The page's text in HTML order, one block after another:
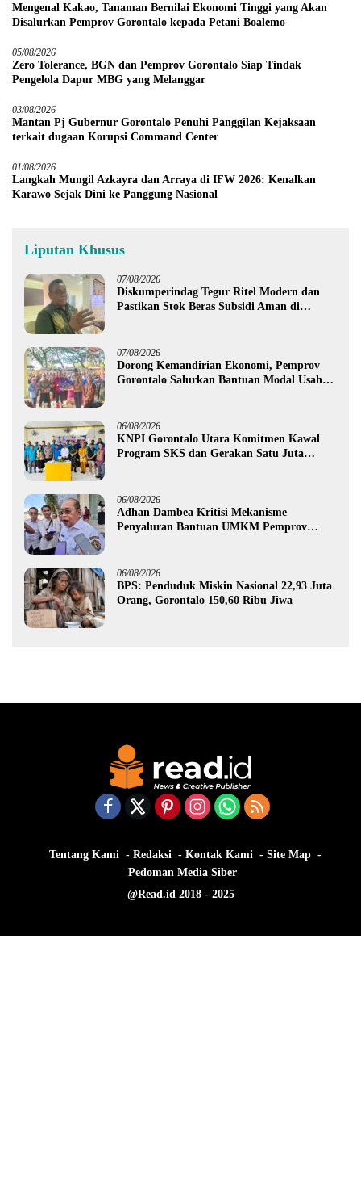
Mengenal Kakao, Tanaman Bernilai Ekonomi Tinggi yang Akan
Disalurkan Pemprov Gorontalo kepada Petani Boalemo
05/08/2026
Zero Tolerance, BGN dan Pemprov Gorontalo Siap Tindak
Pengelola Dapur MBG yang Melanggar
03/08/2026
Mantan Pj Gubernur Gorontalo Penuhi Panggilan Kejaksaan
terkait dugaan Korupsi Command Center
01/08/2026
Langkah Mungil Azkayra dan Arraya di IFW 2026: Kenalkan
Karawo Sejak Dini ke Panggung Nasional
Liputan Khusus
07/08/2026
Diskumperindag Tegur Ritel Modern dan
Pastikan Stok Beras Subsidi Aman di
07/08/2026
Dorong Kemandirian Ekonomi, Pemprov
Gorontalo Salurkan Bantuan Modal Usaha
06/08/2026
KNPI Gorontalo Utara Komitmen Kawal
Program SKS dan Gerakan Satu Juta
06/08/2026
Adhan Dambea Kritisi Mekanisme
Penyaluran Bantuan UMKM Pemprov
06/08/2026
BPS: Penduduk Miskin Nasional 22,93 Juta
Orang, Gorontalo 150,60 Ribu Jiwa
Tentang Kami Redaksi Kontak Kami
Site Map
Pedoman Media Siber
@Read.id 2018 - 2025